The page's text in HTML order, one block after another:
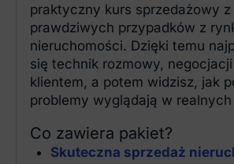
praktyczny kurs sprzedażowy z
prawdziwych przypadków z
nieruchomości. Dzięki temu
się technik rozmowy,
klientem, a potem widzisz, jak
problemy wyglądają w
Co zawiera pakiet?
Skuteczna sprzedaż